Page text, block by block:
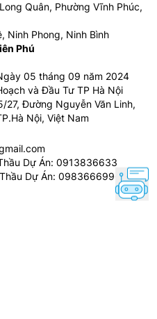
Quân, Phường Vĩnh Phúc,
Ninh Phong, Ninh Bình
Phú
05 tháng 09 năm 2024
và Đầu Tư TP Hà Nội
27, Đường Nguyễn Văn Linh,
Nội, Việt Nam
Dự Án: 0913836633
Dự Án: 0983666996